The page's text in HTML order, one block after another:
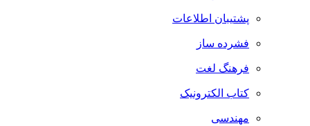
پشتیبان اطلاعات
فشرده ساز
فرهنگ لغت
کتاب الکترونیک
مهندسی